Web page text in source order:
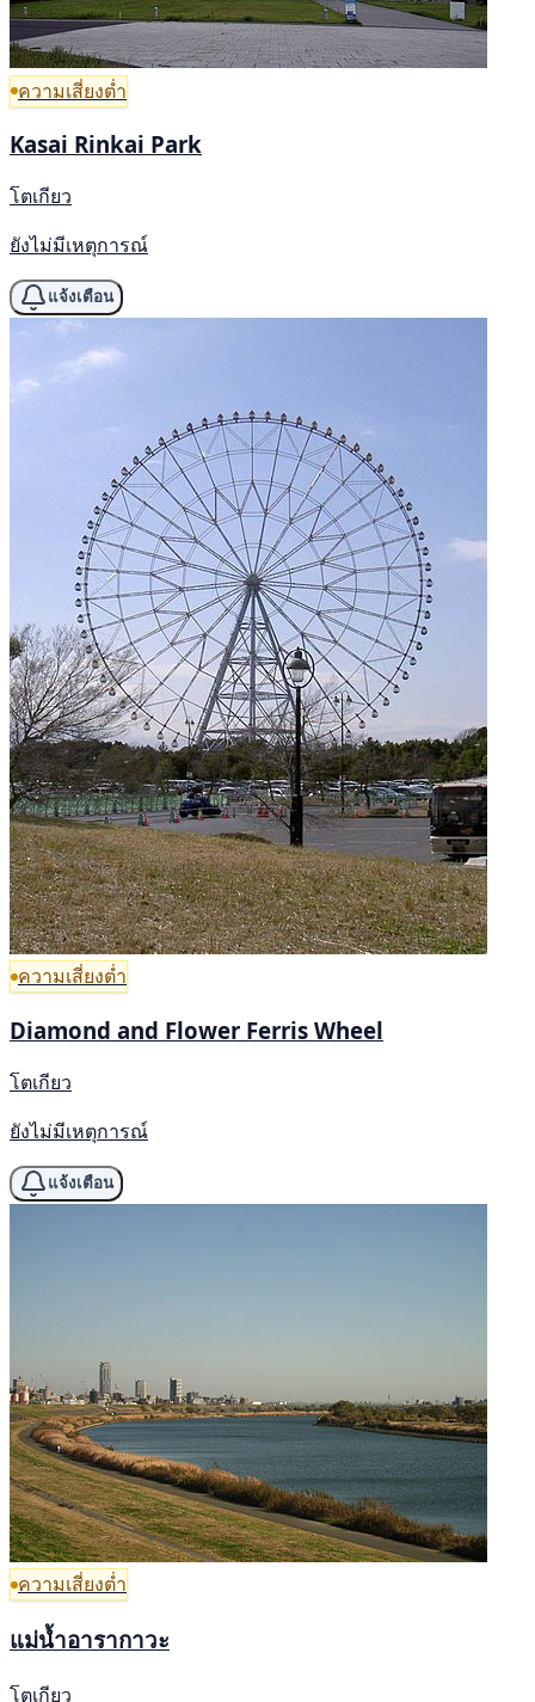
ความเสี่ยงต่ำ
Kasai Rinkai Park
โตเกียว
ยังไม่มีเหตุการณ์
แจ้งเตือน
ความเสี่ยงต่ำ
Diamond and Flower Ferris Wheel
โตเกียว
ยังไม่มีเหตุการณ์
แจ้งเตือน
ความเสี่ยงต่ำ
แม่น้ำอารากาวะ
โตเกียว